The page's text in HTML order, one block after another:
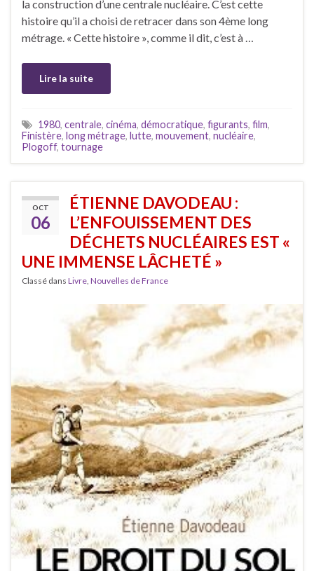
la construction d’une centrale nucléaire. C’est cette
histoire qu’il a choisi de retracer dans son 4ème long
métrage. « Cette histoire », comme il dit, c’est à …
Lire la suite
1980, centrale, cinéma, démocratique, figurants, film,
Finistère, long métrage, lutte, mouvement, nucléaire,
Plogoff, tournage
OCT
06
ÉTIENNE DAVODEAU :
L’ENFOUISSEMENT DES
DÉCHETS NUCLÉAIRES EST «
UNE IMMENSE LÂCHETÉ »
Classé dans Livre, Nouvelles de France